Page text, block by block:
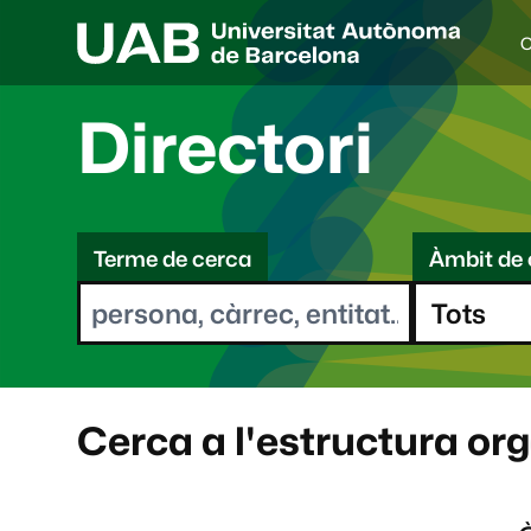
I
d
i
a
e
l
e
o
t
Directori
C
eTerme de cerca Àmbit de
Cerca a l'estructura